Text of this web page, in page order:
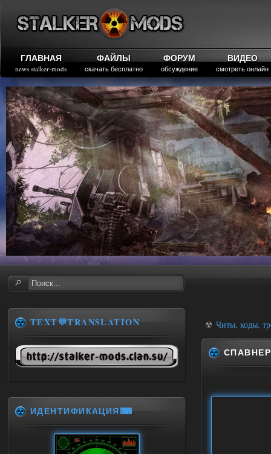
ГЛАВНАЯ
news stalker-mods
ФАЙЛЫ
скачать бесплатно
ФОРУМ
обсуждение
ВИДЕО
смотреть онлайн
☢ Читы, коды,
TEXT💬TRANSLATION
ИДЕНТИФИКАЦИЯ⌨